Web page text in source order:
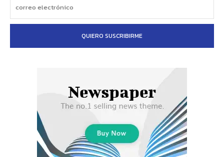
QUIERO SUSCRIBIRME